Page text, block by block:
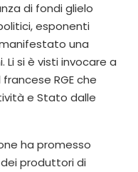
di fondi glielo
esponenti
manifestato una
si è visti invocare a
RGE che
e Stato dalle
ha promesso
produttori di